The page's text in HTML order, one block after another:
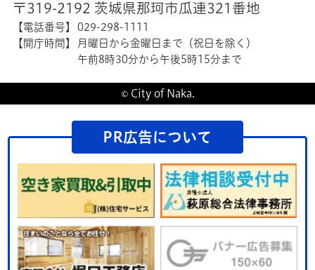
〒319-2192 茨城県那珂市瓜連321番地
【電話番号】
029-298-1111
【開庁時間】
月曜日から金曜日まで（祝日を除く）
午前8時30分から午後5時15分まで
© City of Naka.
PR広告について